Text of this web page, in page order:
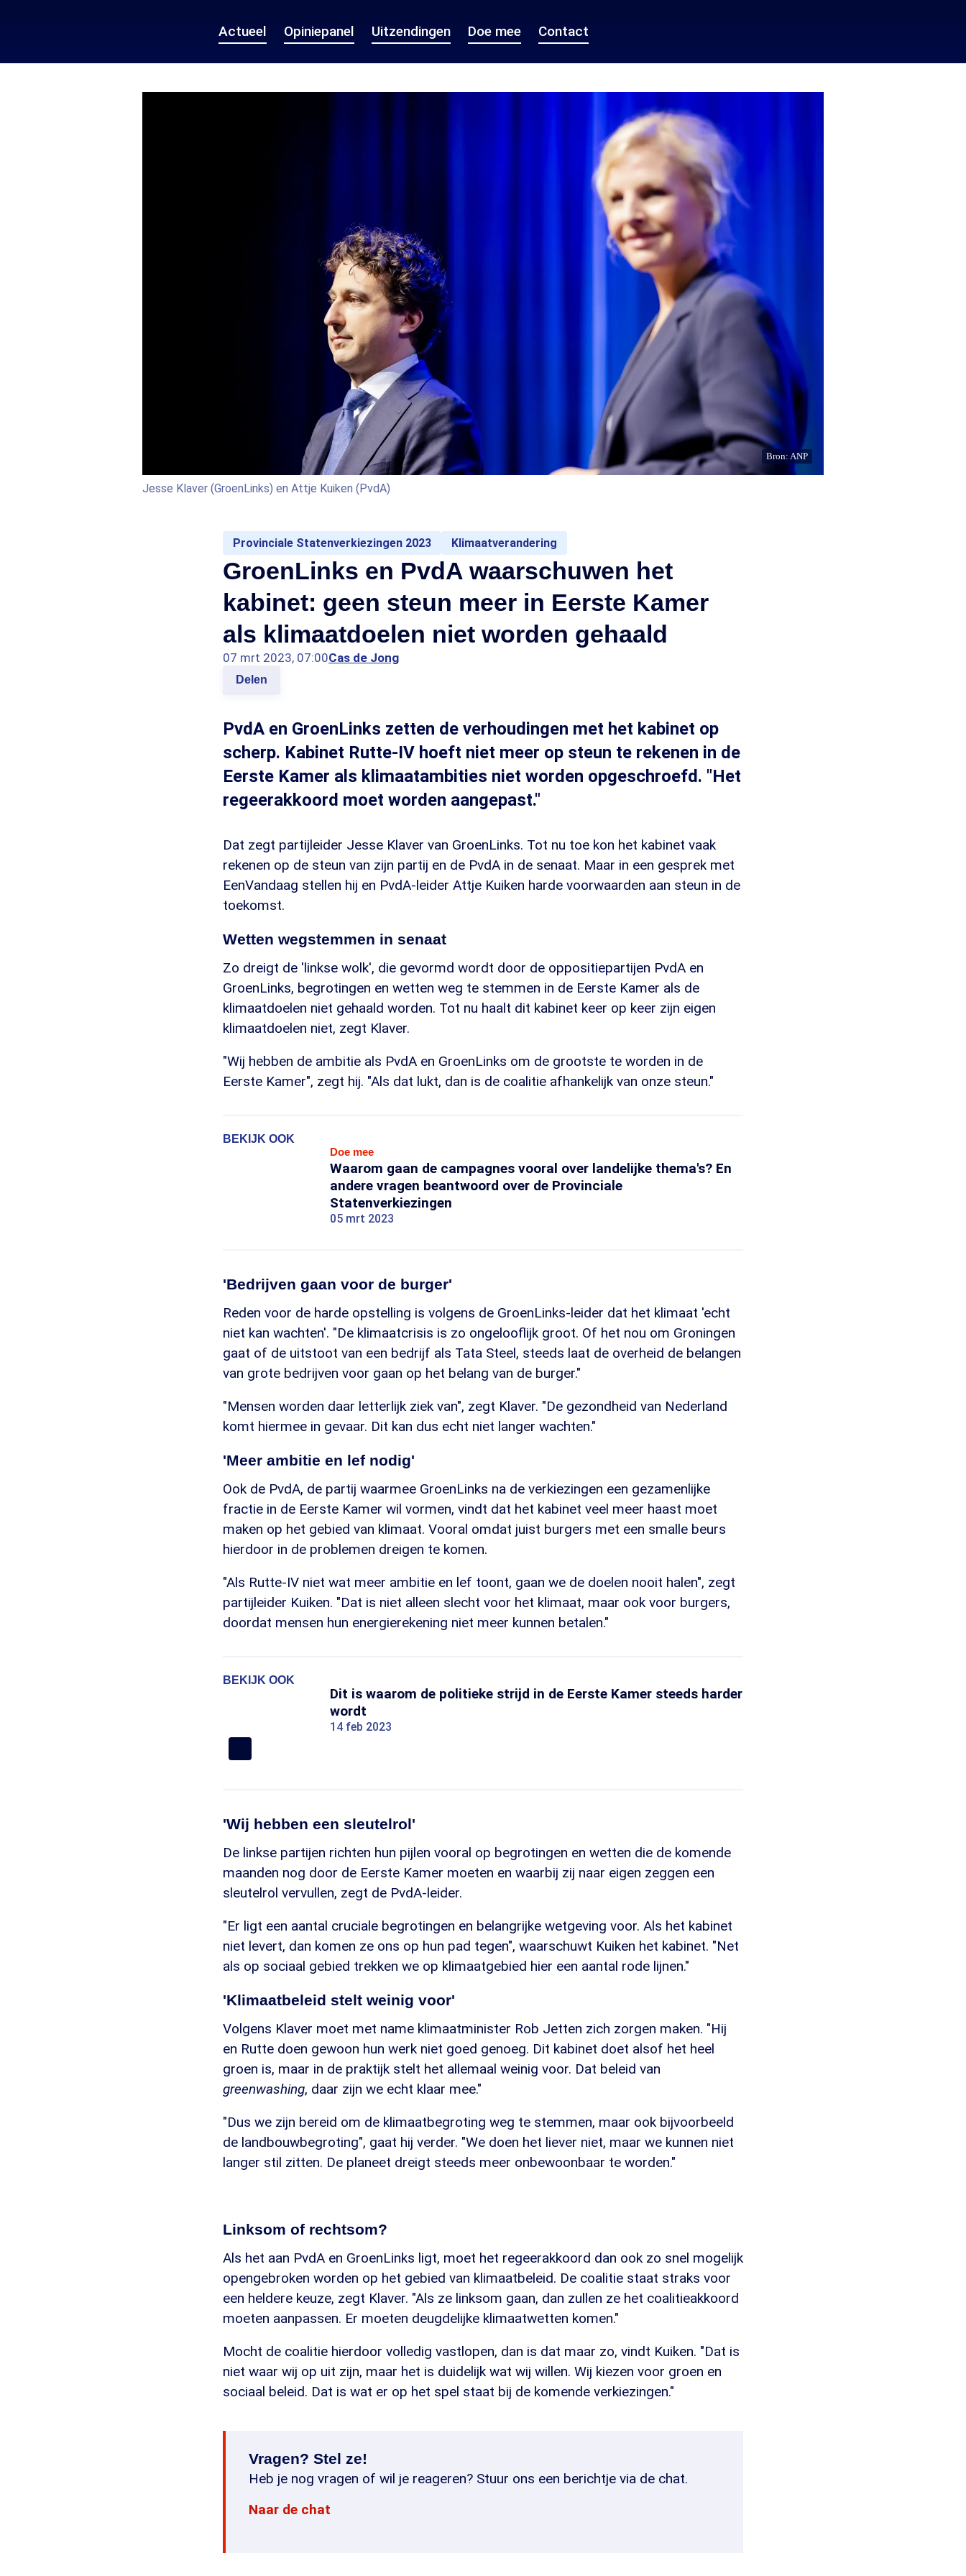
Actueel Opiniepanel Uitzendingen Doe mee Contact
Bron: ANP
Jesse Klaver (GroenLinks) en Attje Kuiken (PvdA)
Provinciale Statenverkiezingen 2023 Klimaatverandering
GroenLinks en PvdA waarschuwen het
kabinet: geen steun meer in Eerste Kamer
als klimaatdoelen niet worden gehaald
07 mrt 2023, 07:00Cas de Jong
Delen
PvdA en GroenLinks zetten de verhoudingen met het kabinet op
scherp. Kabinet Rutte-IV hoeft niet meer op steun te rekenen in de
Eerste Kamer als klimaatambities niet worden opgeschroefd. "Het
regeerakkoord moet worden aangepast."
Dat zegt partijleider Jesse Klaver van GroenLinks. Tot nu toe kon het kabinet vaak
rekenen op de steun van zijn partij en de PvdA in de senaat. Maar in een gesprek met
EenVandaag stellen hij en PvdA-leider Attje Kuiken harde voorwaarden aan steun in de
toekomst.
Wetten wegstemmen in senaat
Zo dreigt de 'linkse wolk', die gevormd wordt door de oppositiepartijen PvdA en
GroenLinks, begrotingen en wetten weg te stemmen in de Eerste Kamer als de
klimaatdoelen niet gehaald worden. Tot nu haalt dit kabinet keer op keer zijn eigen
klimaatdoelen niet, zegt Klaver.
"Wij hebben de ambitie als PvdA en GroenLinks om de grootste te worden in de
Eerste Kamer", zegt hij. "Als dat lukt, dan is de coalitie afhankelijk van onze steun."
BEKIJK OOK
Doe mee
Waarom gaan de campagnes vooral over landelijke thema's? En
andere vragen beantwoord over de Provinciale
Statenverkiezingen
05 mrt 2023
'Bedrijven gaan voor de burger'
Reden voor de harde opstelling is volgens de GroenLinks-leider dat het klimaat 'echt
niet kan wachten'. "De klimaatcrisis is zo ongelooflijk groot. Of het nou om Groningen
gaat of de uitstoot van een bedrijf als Tata Steel, steeds laat de overheid de belangen
van grote bedrijven voor gaan op het belang van de burger."
"Mensen worden daar letterlijk ziek van", zegt Klaver. "De gezondheid van Nederland
komt hiermee in gevaar. Dit kan dus echt niet langer wachten."
'Meer ambitie en lef nodig'
Ook de PvdA, de partij waarmee GroenLinks na de verkiezingen een gezamenlijke
fractie in de Eerste Kamer wil vormen, vindt dat het kabinet veel meer haast moet
maken op het gebied van klimaat. Vooral omdat juist burgers met een smalle beurs
hierdoor in de problemen dreigen te komen.
"Als Rutte-IV niet wat meer ambitie en lef toont, gaan we de doelen nooit halen", zegt
partijleider Kuiken. "Dat is niet alleen slecht voor het klimaat, maar ook voor burgers,
doordat mensen hun energierekening niet meer kunnen betalen."
BEKIJK OOK
Dit is waarom de politieke strijd in de Eerste Kamer steeds harder
wordt
14 feb 2023
'Wij hebben een sleutelrol'
De linkse partijen richten hun pijlen vooral op begrotingen en wetten die de komende
maanden nog door de Eerste Kamer moeten en waarbij zij naar eigen zeggen een
sleutelrol vervullen, zegt de PvdA-leider.
"Er ligt een aantal cruciale begrotingen en belangrijke wetgeving voor. Als het kabinet
niet levert, dan komen ze ons op hun pad tegen", waarschuwt Kuiken het kabinet. "Net
als op sociaal gebied trekken we op klimaatgebied hier een aantal rode lijnen."
'Klimaatbeleid stelt weinig voor'
Volgens Klaver moet met name klimaatminister Rob Jetten zich zorgen maken. "Hij
en Rutte doen gewoon hun werk niet goed genoeg. Dit kabinet doet alsof het heel
groen is, maar in de praktijk stelt het allemaal weinig voor. Dat beleid van
greenwashing, daar zijn we echt klaar mee."
"Dus we zijn bereid om de klimaatbegroting weg te stemmen, maar ook bijvoorbeeld
de landbouwbegroting", gaat hij verder. "We doen het liever niet, maar we kunnen niet
langer stil zitten. De planeet dreigt steeds meer onbewoonbaar te worden."
Linksom of rechtsom?
Als het aan PvdA en GroenLinks ligt, moet het regeerakkoord dan ook zo snel mogelijk
opengebroken worden op het gebied van klimaatbeleid. De coalitie staat straks voor
een heldere keuze, zegt Klaver. "Als ze linksom gaan, dan zullen ze het coalitieakkoord
moeten aanpassen. Er moeten deugdelijke klimaatwetten komen."
Mocht de coalitie hierdoor volledig vastlopen, dan is dat maar zo, vindt Kuiken. "Dat is
niet waar wij op uit zijn, maar het is duidelijk wat wij willen. Wij kiezen voor groen en
sociaal beleid. Dat is wat er op het spel staat bij de komende verkiezingen."
Vragen? Stel ze!
Heb je nog vragen of wil je reageren? Stuur ons een berichtje via de chat.
Naar de chat